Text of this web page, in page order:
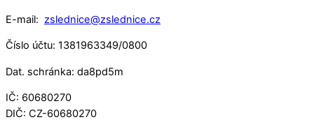
E-mail: zslednice@zslednice.cz
Číslo účtu: 1381963349/0800
Dat. schránka: da8pd5m
IČ: 60680270
DIČ: CZ-60680270